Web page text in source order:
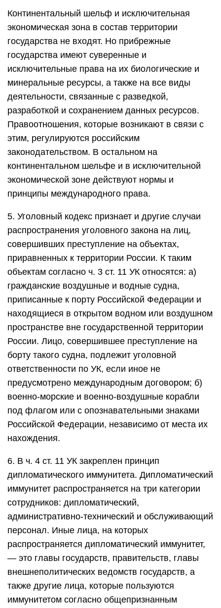
Континентальный шельф и исключительная
экономическая зона в состав территории
государства не входят. Но прибрежные
государства имеют суверенные и
исключительные права на их биологические и
минеральные ресурсы, а также на все виды
деятельности, связанные с разведкой,
разработкой и сохранением данных ресурсов.
Правоотношения, которые возникают в связи с
этим, регулируются российским
законодательством. В остальном на
континентальном шельфе и в исключительной
экономической зоне действуют нормы и
принципы международного права.
5. Уголовный кодекс признает и другие случаи
распространения уголовного закона на лиц,
совершивших преступление на объектах,
приравненных к территории России. К таким
объектам согласно ч. 3 ст. 11 УК относятся: а)
гражданские воздушные и водные судна,
приписанные к порту Российской Федерации и
находящиеся в открытом водном или воздушном
пространстве вне государственной территории
России. Лицо, совершившее преступление на
борту такого судна, подлежит уголовной
ответственности по УК, если иное не
предусмотрено международным договором; б)
военно-морские и военно-воздушные корабли
под флагом или с опознавательными знаками
Российской Федерации, независимо от места их
нахождения.
6. В ч. 4 ст. 11 УК закреплен принцип
дипломатического иммунитета. Дипломатический
иммунитет распространяется на три категории
сотрудников: дипломатический,
административно-технический и обслуживающий
персонал. Иные лица, на которых
распространяется дипломатический иммунитет,
— это главы государств, правительств, главы
внешнеполитических ведомств государств, а
также другие лица, которые пользуются
иммунитетом согласно общепризнанным